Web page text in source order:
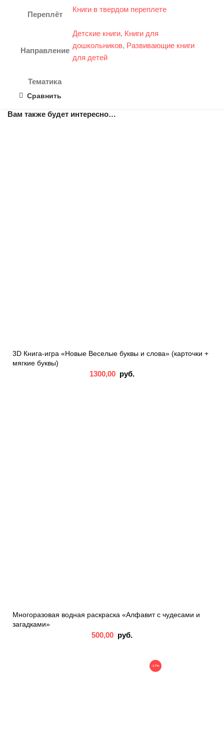
Переплёт
Книги в твердом переплете
Направление
Детские книги, Книги для
дошкольников, Развивающие книги
для детей
Тематика
Сравнить
Вам также будет интересно…
3D Книга-игра «Новые Веселые буквы и слова» (карточки +
мягкие буквы)
1300,00 руб.
Многоразовая водная раскраска «Алфавит с чудесами и
загадками»
500,00 руб.
-17%